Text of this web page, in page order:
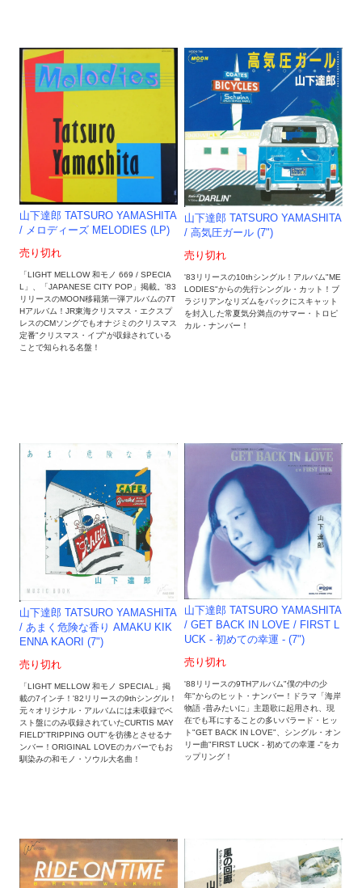
山下達郎 TATSURO YAMASHITA
/ メロディーズ MELODIES (LP)
売り切れ
「LIGHT MELLOW 和モノ 669 / SPECIA
L」、「JAPANESE CITY POP」掲載。'83
リリースのMOON移籍第一弾アルバムの7T
Hアルバム！JR東海クリスマス・エクスプ
レスのCMソングでもオナジミのクリスマス
定番"クリスマス・イブ"が収録されている
ことで知られる名盤！
山下達郎 TATSURO YAMASHITA
/ 高気圧ガール (7")
売り切れ
'83リリースの10thシングル！アルバム"ME
LODIES"からの先行シングル・カット！ブ
ラジリアンなリズムをバックにスキャット
を封入した常夏気分満点のサマー・トロピ
カル・ナンバー！
山下達郎 TATSURO YAMASHITA
/ あまく危険な香り AMAKU KIK
ENNA KAORI (7")
売り切れ
「LIGHT MELLOW 和モノ SPECIAL」掲
載の7インチ！'82リリースの9thシングル！
元々オリジナル・アルバムには未収録でベ
スト盤にのみ収録されていたCURTIS MAY
FIELD"TRIPPING OUT"を彷彿とさせるナ
ンバー！ORIGINAL LOVEのカバーでもお
馴染みの和モノ・ソウル大名曲！
山下達郎 TATSURO YAMASHITA
/ GET BACK IN LOVE / FIRST L
UCK - 初めての幸運 - (7")
売り切れ
'88リリースの9THアルバム"僕の中の少
年"からのヒット・ナンバー！ドラマ「海岸
物語 -昔みたいに」主題歌に起用され、現
在でも耳にすることの多いバラード・ヒッ
ト"GET BACK IN LOVE"、シングル・オン
リー曲"FIRST LUCK - 初めての幸運 -"をカ
ップリング！